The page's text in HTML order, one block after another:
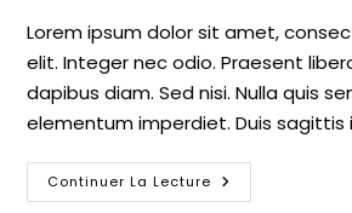
publication :
Lorem ipsum dolor sit amet,
elit. Integer nec odio. Praesent
dapibus diam. Sed nisi. Nulla quis
elementum imperdiet. Duis sagittis
Continuer La Lecture Luctus
Non